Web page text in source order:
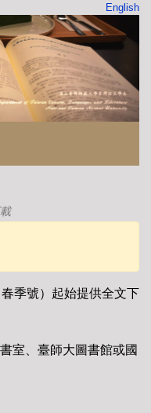
English
季號）起始提供全文下
室、臺師大圖書館或國